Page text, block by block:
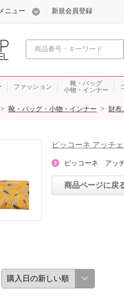
心おどる、瞬間を。通販・
ニュー 新規会員登録
ファッション
靴・バッグ
小物・インナー
> 靴・バッグ・小物・インナー > 財布
ピッコーネ アッチ
ピッコーネ アッ
商品ページに戻